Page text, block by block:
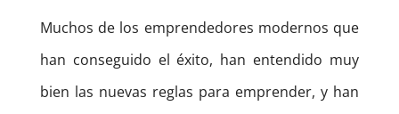
Muchos de los emprendedores modernos que
han conseguido el éxito, han entendido muy
bien las nuevas reglas para emprender, y han